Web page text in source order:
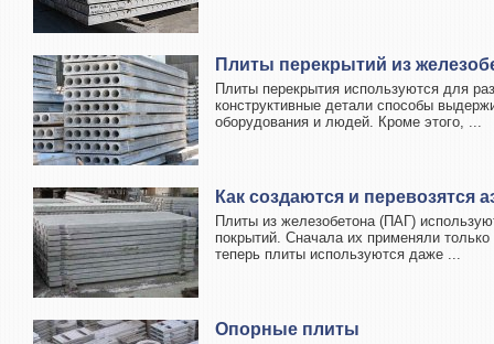
Плиты перекрытий из
Плиты перекрытия используются для
конструктивные детали способы
оборудования и людей. Кроме этого, ...
Как создаются и
Плиты из железобетона (ПАГ)
покрытий. Сначала их применяли
теперь плиты используются даже ...
Опорные плиты